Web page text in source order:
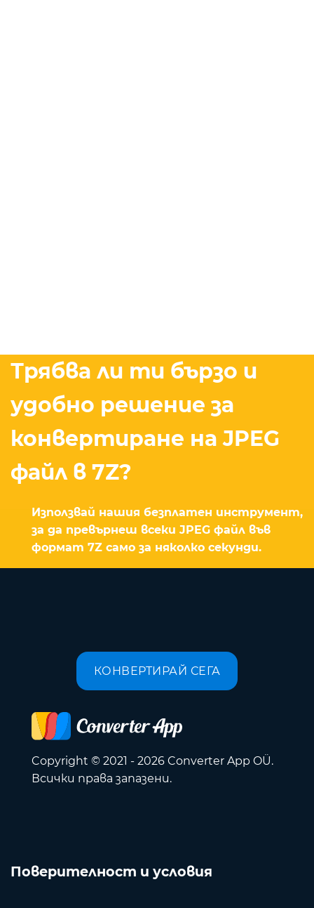
Трябва ли ти бързо и
удобно решение за
конвертиране на JPEG
файл в 7Z?
Използвай нашия безплатен инструмент,
за да превърнеш всеки JPEG файл във
формат 7Z само за няколко секунди.
КОНВЕРТИРАЙ СЕГА
Copyright © 2021 - 2026 Converter App OÜ.
Всички права запазени.
Поверителност и условия